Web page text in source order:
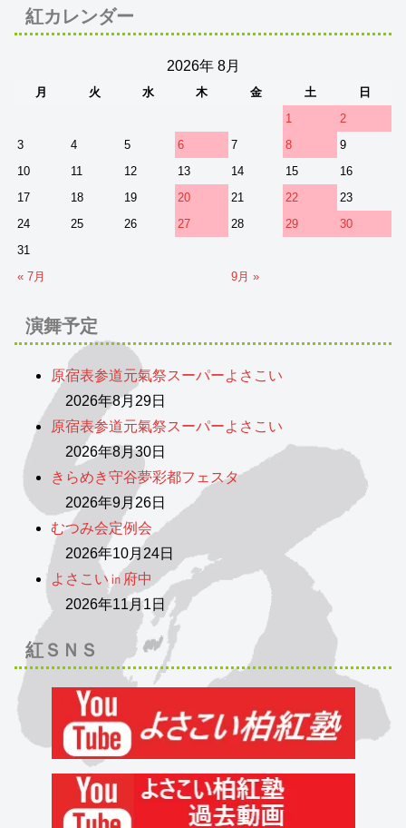
紅カレンダー
2026年 8月
月 火 水 木 金 土
日
1
2
3
4 5 6 7 8
9
10
11 12 13 14 15
16
17
18 19 20 21 22
23
24
25 26 27 28 29
30
31
« 7月
9月 »
演舞予定
原宿表参道元氣祭スーパーよさこい
2026年8月29日
原宿表参道元氣祭スーパーよさこい
2026年8月30日
きらめき守谷夢彩都フェスタ
2026年9月26日
むつみ会定例会
2026年10月24日
よさこい㏌府中
2026年11月1日
紅ＳＮＳ